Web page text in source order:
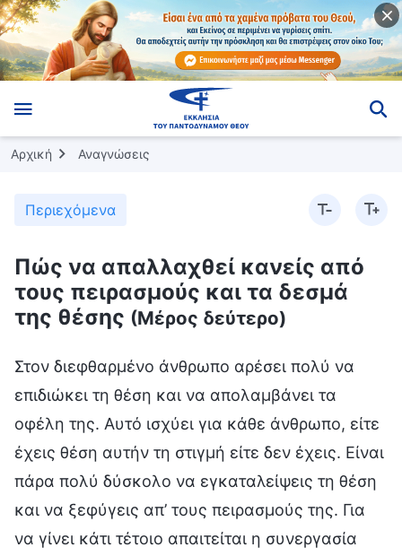
Αρχική Αναγνώσεις
Περιεχόμενα
Πώς να απαλλαχθεί κανείς από
τους πειρασμούς και τα δεσμά
της θέσης (Μέρος δεύτερο)
Στον διεφθαρμένο άνθρωπο αρέσει πολύ να
επιδιώκει τη θέση και να απολαμβάνει τα
οφέλη της. Αυτό ισχύει για κάθε άνθρωπο, είτε
έχεις θέση αυτήν τη στιγμή είτε δεν έχεις. Είναι
πάρα πολύ δύσκολο να εγκαταλείψεις τη θέση
και να ξεφύγεις απ’ τους πειρασμούς της. Για
να γίνει κάτι τέτοιο απαιτείται η συνεργασία